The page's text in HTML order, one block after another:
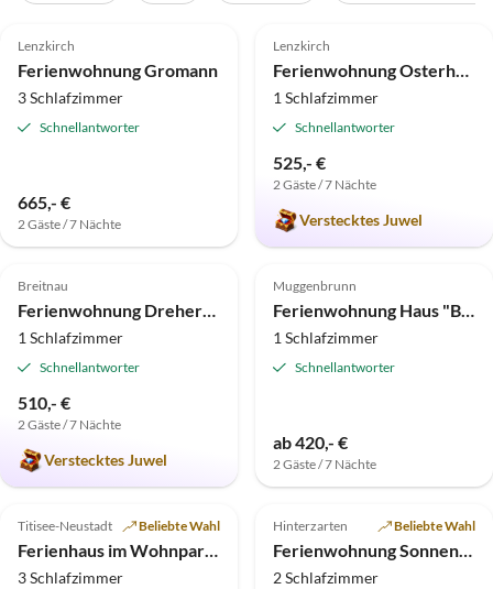
Top-Inserat
Lenzkirch
Ferienwohnung Gromann
3 Schlafzimmer
Schnellantworter
665,- €
2 Gäste / 7 Nächte
Top-Inserat
Lenzkirch
Ferienwohnung Osterhage
1 Schlafzimmer
Schnellantworter
525,- €
2 Gäste / 7 Nächte
Verstecktes Juwel
Top-Inserat
5.0 (21)
Breitnau
Ferienwohnung Dreherhäusle
1 Schlafzimmer
Schnellantworter
510,- €
2 Gäste / 7 Nächte
Verstecktes Juwel
5.0 (8)
Muggenbrunn
Ferienwohnung Haus "Bergwiese" Ingeborg Wetzel
1 Schlafzimmer
Schnellantworter
ab 420,- €
2 Gäste / 7 Nächte
5.0 (6)
Titisee-Neustadt Beliebte Wahl
Ferienhaus im Wohnpark Weiherhof am Titisee
3 Schlafzimmer
4.5 (3)
Hinterzarten Beliebte Wahl
Ferienwohnung Sonnentau
2 Schlafzimmer